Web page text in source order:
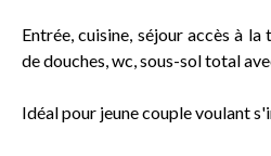
Entrée, cuisine, séjour accès à la
de douches, wc, sous-sol total
Idéal pour jeune couple voulant